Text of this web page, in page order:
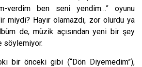
verdim ben seni yendim…” oyunu
miydi? Hayır olamazdı, zor olurdu ya
de, müzik açısından yeni bir şey
söylemiyor.
bir önceki gibi (“Dön Diyemedim”),